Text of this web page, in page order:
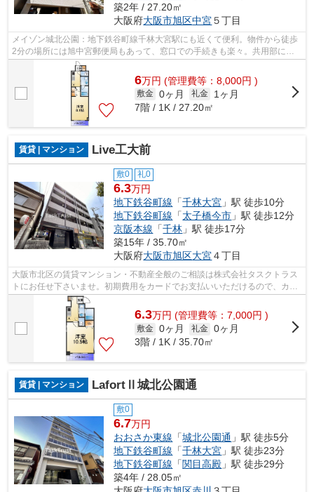
築2年 / 27.20㎡
大阪府大阪市旭区中宮５丁目
メイゾン城北公園：地下鉄谷町線千林大宮駅にも近くて便利。物件から徒歩
2分の場所には旭中宮郵便局もあって、窓口での手続きも楽々。共用部には
エレベータ・敷地内ごみ置き場などが揃...
6万円 (管理費等：8,000円 )
敷金 0ヶ月 礼金
1ヶ月
7階 / 1K / 27.20㎡
賃貸 | マンション Live工大前
敷0 礼0
6.3万円
地下鉄谷町線 「千林大宮 」駅 徒歩10分
地下鉄谷町線 「太子橋今市 」駅 徒歩12分
京阪本線 「千林 」駅 徒歩17分
築15年 / 35.70㎡
大阪府大阪市旭区大宮４丁目
大阪市北区の賃貸マンション・不動産全般のご相談は株式会社タスクトラス
トにお任せ下さいませ。初期費用をカードでお支払いいただけるので、カー
ドで決済したい方にもおすすめです。...
6.3万円 (管理費等：7,000円 )
敷金 0ヶ月 礼金 0ヶ月
3階 / 1K / 35.70㎡
賃貸 | マンション LafortⅡ城北公園通
敷0
6.7万円
おおさか東線 「城北公園通 」駅 徒歩5分
地下鉄谷町線 「千林大宮 」駅 徒歩23分
地下鉄谷町線 「関目高殿 」駅 徒歩29分
築4年 / 28.05㎡